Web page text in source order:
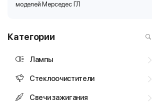
моделей Мерседес ГЛ
Категории
Лампы
Стеклоочистители
Свечи зажигания